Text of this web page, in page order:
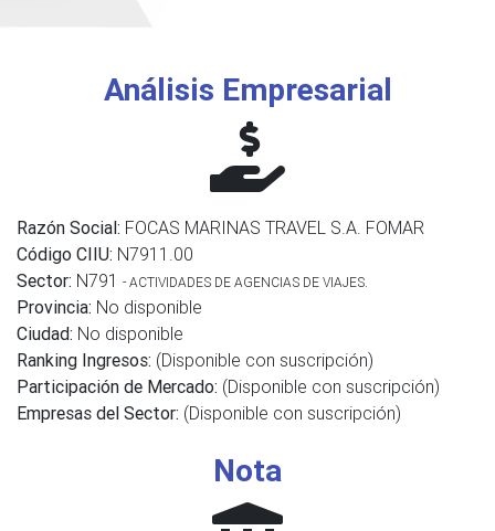
Análisis Empresarial
Razón Social: FOCAS MARINAS TRAVEL S.A. FOMAR
Código CIIU: N7911.00
Sector: N791 - ACTIVIDADES DE AGENCIAS DE VIAJES.
Provincia: No disponible
Ciudad: No disponible
Ranking Ingresos: (Disponible con suscripción)
Participación de Mercado: (Disponible con suscripción)
Empresas del Sector: (Disponible con suscripción)
Nota